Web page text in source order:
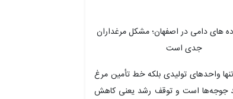
واحدهای تولیدی بلکه خط تأمین مرغ
جوجه‌ها است و توقف رشد یعنی کاهش